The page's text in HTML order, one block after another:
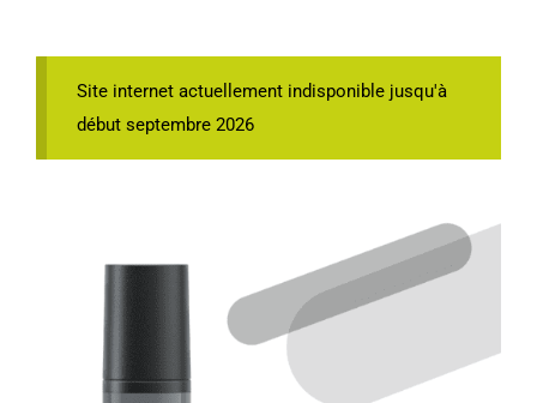
Site internet actuellement indisponible jusqu'à
début septembre 2026